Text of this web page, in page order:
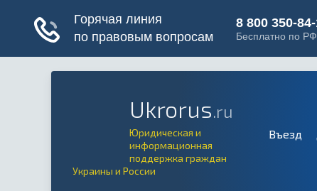
Ukrorus.ru
Юридическая и
информационная
поддержка граждан
Украины и России
Въезд